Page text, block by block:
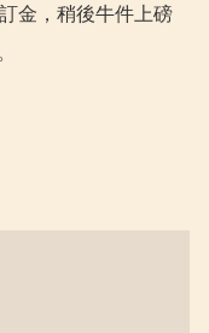
金，稍後牛件上磅